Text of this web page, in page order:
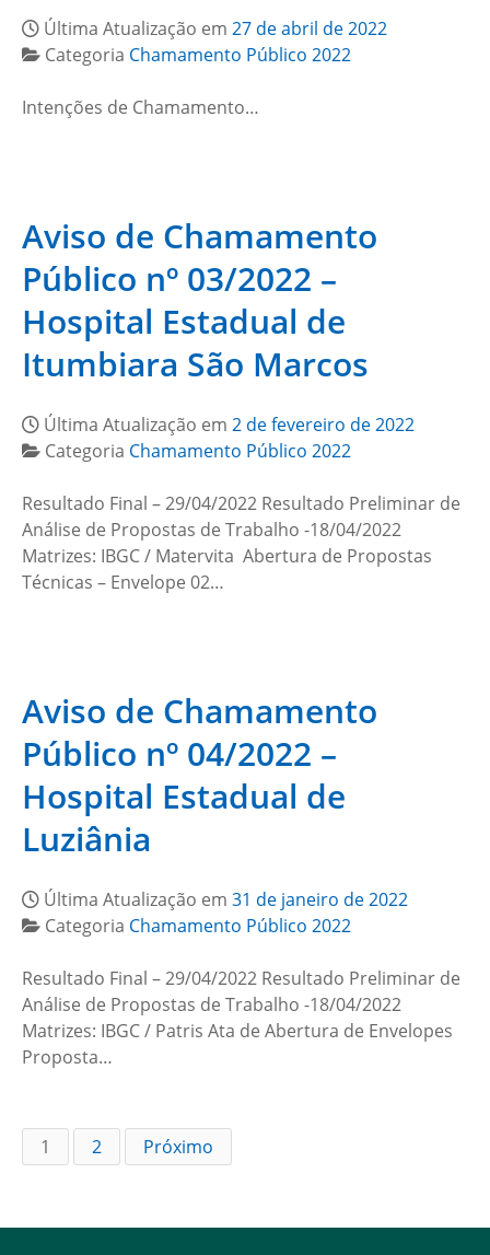
Última Atualização em 27 de abril de 2022
Categoria Chamamento Público 2022
Intenções de Chamamento…
Aviso de Chamamento
Público nº 03/2022 –
Hospital Estadual de
Itumbiara São Marcos
Última Atualização em 2 de fevereiro de 2022
Categoria Chamamento Público 2022
Resultado Final – 29/04/2022 Resultado Preliminar de
Análise de Propostas de Trabalho -18/04/2022
Matrizes: IBGC / Matervita Abertura de Propostas
Técnicas – Envelope 02…
Aviso de Chamamento
Público nº 04/2022 –
Hospital Estadual de
Luziânia
Última Atualização em 31 de janeiro de 2022
Categoria Chamamento Público 2022
Resultado Final – 29/04/2022 Resultado Preliminar de
Análise de Propostas de Trabalho -18/04/2022
Matrizes: IBGC / Patris Ata de Abertura de Envelopes
Proposta…
1 2 Próximo